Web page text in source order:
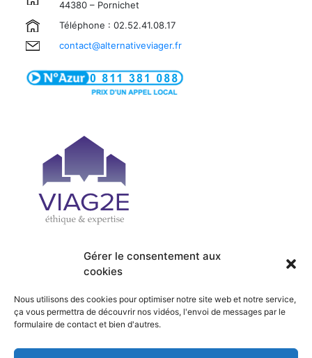
Gérer le consentement aux
cookies
Nous utilisons des cookies pour optimiser notre site web et notre service,
ça vous permettra de découvrir nos vidéos, l'envoi de messages par le
formulaire de contact et bien d'autres.
44380 – Pornichet
Téléphone : 02.52.41.08.17
contact@alternativeviager.fr
| ACTUALITÉS
| RECRUTEMENT
| HONORAIRES
| CONTACT